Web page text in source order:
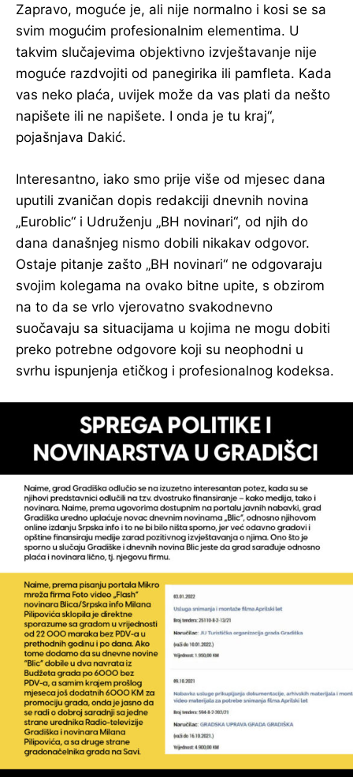
Zapravo, moguće je, ali nije normalno i kosi se sa
svim mogućim profesionalnim elementima. U
takvim slučajevima objektivno izvještavanje nije
moguće razdvojiti od panegirika ili pamfleta. Kada
vas neko plaća, uvijek može da vas plati da nešto
napišete ili ne napišete. I onda je tu kraj“,
pojašnjava Dakić.
Interesantno, iako smo prije više od mjesec dana
uputili zvaničan dopis redakciji dnevnih novina
„Euroblic“ i Udruženju „BH novinari“, od njih do
dana današnjeg nismo dobili nikakav odgovor.
Ostaje pitanje zašto „BH novinari“ ne odgovaraju
svojim kolegama na ovako bitne upite, s obzirom
na to da se vrlo vjerovatno svakodnevno
suočavaju sa situacijama u kojima ne mogu dobiti
preko potrebne odgovore koji su neophodni u
svrhu ispunjenja etičkog i profesionalnog kodeksa.